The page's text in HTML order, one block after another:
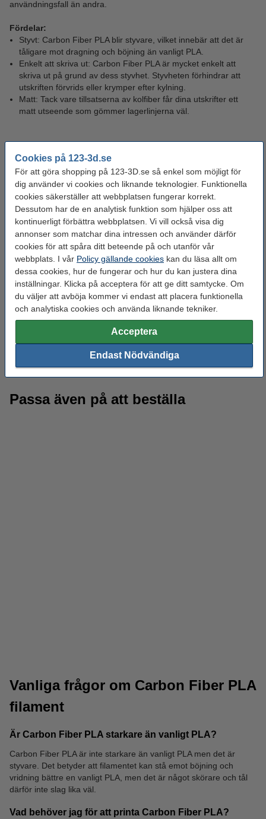
Cookies på 123-3d.se
För att göra shopping på 123-3D.se så enkel som möjligt för
dig använder vi cookies och liknande teknologier. Funktionella
cookies säkerställer att webbplatsen fungerar korrekt.
Dessutom har de en analytisk funktion som hjälper oss att
kontinuerligt förbättra webbplatsen. Vi vill också visa dig
annonser som matchar dina intressen och använder därför
cookies för att spåra ditt beteende på och utanför vår
webbplats. I vår Policy gällande cookies kan du läsa allt om
dessa cookies, hur de fungerar och hur du kan justera dina
inställningar. Klicka på acceptera för att ge ditt samtycke. Om
du väljer att avböja kommer vi endast att placera funktionella
och analytiska cookies och använda liknande tekniker.
Acceptera
Endast Nödvändiga
användningsfall än andra.
Fördelar:
Styvt: Carbon Fiber PLA blir styvare, vilket innebär att det är
tåligare mot dragning och böjning än vanligt PLA.
Enkelt att skriva ut: Carbon Fiber PLA är mycket enkelt att
skriva ut på grund av dess styvhet. Styvheten förhindrar att
utskriften förvrids eller krymper efter kylning.
Matt: Tack vare tillsatserna av kolfiber får dina utskrifter ett
matt utseende som gömmer lagerlinjerna väl.
Nackdelar:
Skört: Eftersom Carbon Fiber PLA är mindre böjbart än vanligt
PLA är det också något skörare. Detta innebär att det inte tål
hårda slag lika bra som vanligt PLA.
Slipande: Tillsatserna i Carbon Fiber PLA sliter på nozzlet och
kan orsaka blockage. Därför är det väldigt viktigt att man
förstärkt nozzle
med en diameter på 0,5 mm
eller bredare. Osäker på vilken nozzle du ska ha till din
skrivare? Kontakta oss så hjälper vi dig hitta rätt!Kontakta oss
Fördelar med vårt eget Carbon Fiber
PLA
Precis som alla andra filament och produkter i varumärket 123-
3D så garanterar vi högsta kvaliteten på vårt Carbon Fiber PLA.
Med en tillsats på 10% kolfiber är vårt filament styvt, hårt och
hållbart samtidigt som det är estetiskt tilltalande och lätt att skriva
ut med. Detta gör filamentet perfekt för många olika estetiska och
även vissa funktionella projekt.
Passa även på att beställa
LW-PLA Matt PLA
Vanliga frågor om Carbon Fiber PLA
filament
Är Carbon Fiber PLA starkare än vanligt PLA?
Carbon Fiber PLA är inte starkare än vanligt PLA men det är
styvare. Det betyder att filamentet kan stå emot böjning och
vridning bättre en vanligt PLA, men det är något skörare och tål
därför inte slag lika väl.
Vad behöver jag för att printa Carbon Fiber PLA?